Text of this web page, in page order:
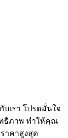
เรา โปรดมั่นใจ
ทธิภาพ ทำให้คุณ
าคาสูงสุด